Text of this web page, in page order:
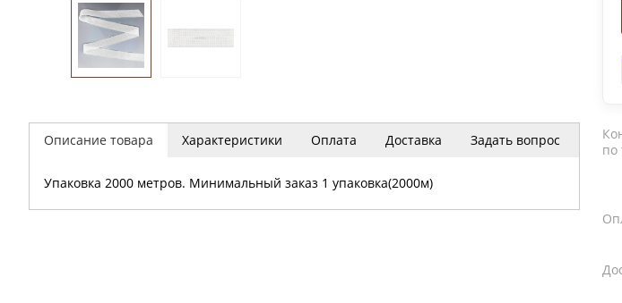
Описание товара Характеристики Оплата Доставка Задать вопрос
Упаковка 2000 метров. Минимальный заказ 1 упаковка(2000м)
по